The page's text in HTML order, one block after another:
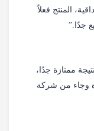
المنتج فعلاً
جدًا.”
ممتازة جدًا،
وجاء من شركة